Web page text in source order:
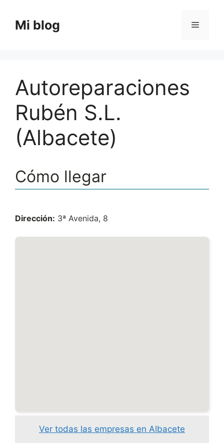
contenido
Mi blog Menú
Autoreparaciones
Rubén S.L.
(Albacete)
Cómo llegar
Dirección: 3ª Avenida, 8
Ver todas las empresas en Albacete